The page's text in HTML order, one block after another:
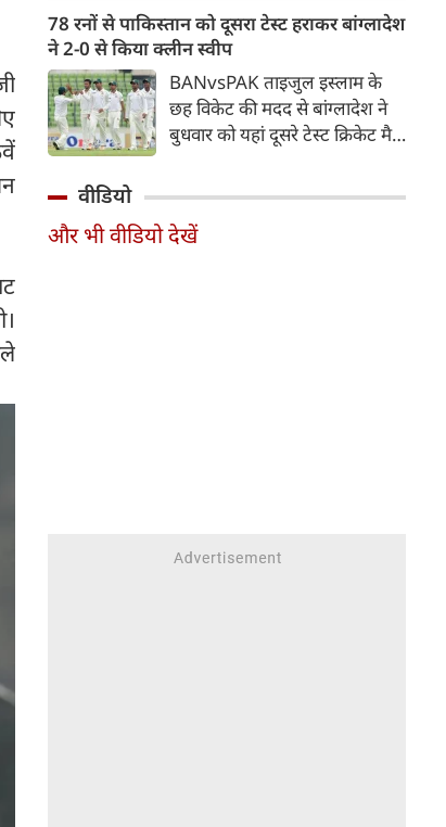
जिसमें युवा ऑलराउंडर माधव तिवारी
सबसे बड़े आकर्षण के रूप में
उभरकर सामने आए हैं। इंडियन
प्रीमियर लीग में दिल्ली कैपिटल्स का
हिस्सा रहे माधव तिवारी इस समय
मध्य प्रदेश के सबसे चर्चित युवा
78 रनों से पाकिस्तान को दूसरा टेस्ट हराकर बांग्लादेश
ने 2-0 से किया क्लीन स्वीप
BANvsPAK ताइजुल इस्लाम के
छह विकेट की मदद से बांग्लादेश ने
बुधवार को यहां दूसरे टेस्ट क्रिकेट मैच
का पीछा करते हुए 358 रन पर
वीडियो
और भी वीडियो देखें